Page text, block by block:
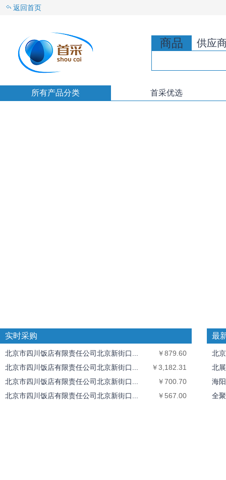
返回首页
商品 供应
所有产品分类 首采优选
实时采购
北京市四川饭店有限责任公司北京新街口...
￥879.60
北京市四川饭店有限责任公司北京新街口...
￥3,182.31
北京市四川饭店有限责任公司北京新街口...
￥700.70
北京市四川饭店有限责任公司北京新街口...
￥567.00
最
北
北
海
全